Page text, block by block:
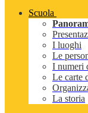
Scuola
I luoghi
Le
I numeri
Le carte
La storia